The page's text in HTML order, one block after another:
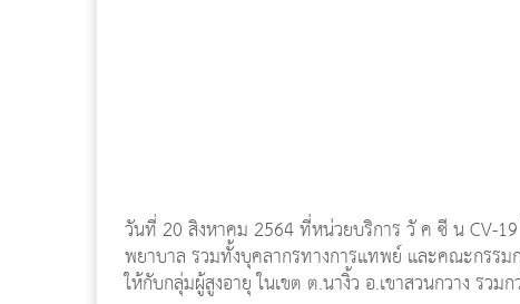
วันที่ 20 สิงหาคม 2564 ที่หน่วยบริการ วั ค ซี น CV-
พยาบาล รวมทั้งบุคลากรทางการแทพย์ และคณะกรรม
ให้กับกลุ่มผู้สูงอายุ ในเขต ต.นางิ้ว อ.เขาสวนกวาง รวม